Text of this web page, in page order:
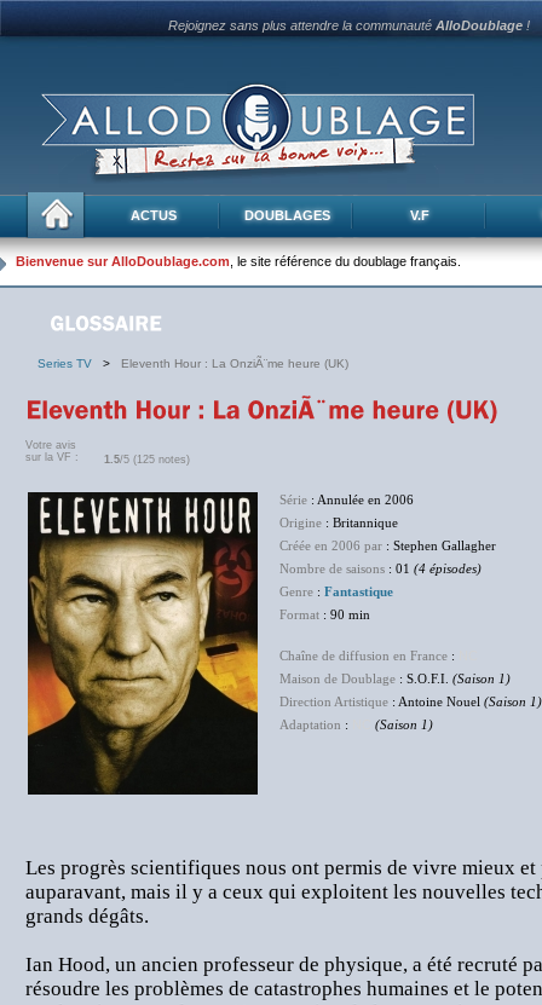
Rejoignez sans plus attendre la communautéAlloDoublage !
ACTUS DOUBLAGES V.F
Bienvenue sur AlloDoublage.com , le site référence du doublage français.
Series TV > Eleventh Hour : La OnziÃ¨me heure (UK)
Votre avis
sur la VF :
1.5/5 (125 notes)
Série : Annulée en 2006
Origine : Britannique
Créée en 2006 par : Stephen Gallagher
Nombre de saisons : 01 (4 épisodes)
Genre : Fantastique
Format : 90 min
Chaîne de diffusion en France :
Maison de Doublage : S.O.F.I. (Saison 1)
Direction Artistique : Antoine Nouel (Saison 1)
Adaptation : (Saison 1)
Les progrès scientifiques nous ont permis de vivre mieux
auparavant, mais il y a ceux qui exploitent les nouvelles
grands dégâts.
Ian Hood, un ancien professeur de physique, a été recruté
résoudre les problèmes de catastrophes humaines et le